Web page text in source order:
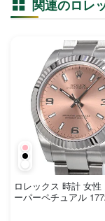
関連のロレ
ロレックス 時計 女性
ーパーペチュアル